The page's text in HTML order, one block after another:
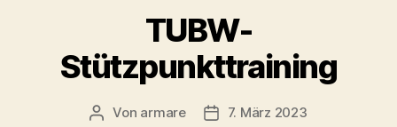
TUBW-
Stützpunkttraining
Beitragsautor
Von armare Beitragsdatum
7. März 2023